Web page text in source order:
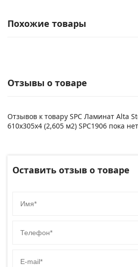
Похожие товары
Отзывы о товаре
Отзывов к товару SPC Ламинат Alta
610х305х4 (2,605 м2) SPC1906 пока
Оставить отзыв о товаре